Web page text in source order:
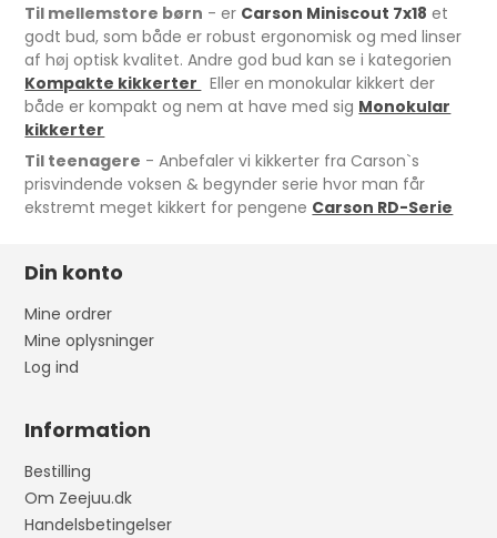
Til mellemstore børn - er Carson Miniscout 7x18 et
godt bud, som både er robust ergonomisk og med linser
af høj optisk kvalitet. Andre god bud kan se i kategorien
Kompakte kikkerter Eller en monokular kikkert der
både er kompakt og nem at have med sig Monokular
kikkerter
Til teenagere - Anbefaler vi kikkerter fra Carson`s
prisvindende voksen & begynder serie hvor man får
ekstremt meget kikkert for pengene Carson RD-Serie
Din konto
Mine ordrer
Mine oplysninger
Log ind
Information
Bestilling
Om Zeejuu.dk
Handelsbetingelser